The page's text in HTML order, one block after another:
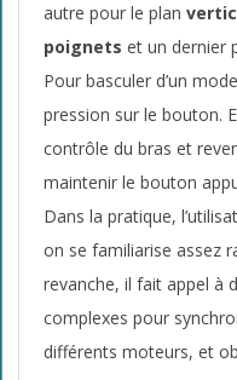
autre pour le plan
poignets et un dernier
Pour basculer d’un
pression sur le bouton.
contrôle du bras et
maintenir le bouton
Dans la pratique,
on se familiarise assez
revanche, il fait appel à
complexes pour
différents moteurs, et